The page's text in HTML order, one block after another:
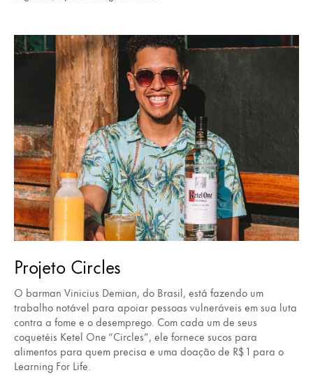
Projeto Circles
O barman Vinicius Demian, do Brasil, está fazendo um
trabalho notável para apoiar pessoas vulneráveis em sua luta
contra a fome e o desemprego. Com cada um de seus
coquetéis Ketel One “Circles”, ele fornece sucos para
alimentos para quem precisa e uma doação de R$ 1 para o
Learning For Life.